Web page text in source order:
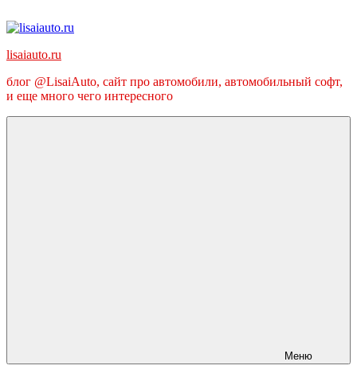
к
lisaiauto.ru
блог @LisaiAuto, сайт про автомобили, автомобильный софт,
и еще много чего интересного
Меню